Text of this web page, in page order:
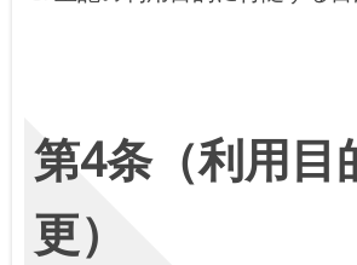
第4条（利用目
更）